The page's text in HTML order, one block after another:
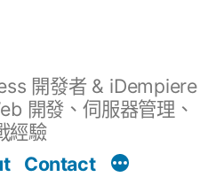
開發者 & iDempiere
開發、伺服器管理、
經驗
Contact